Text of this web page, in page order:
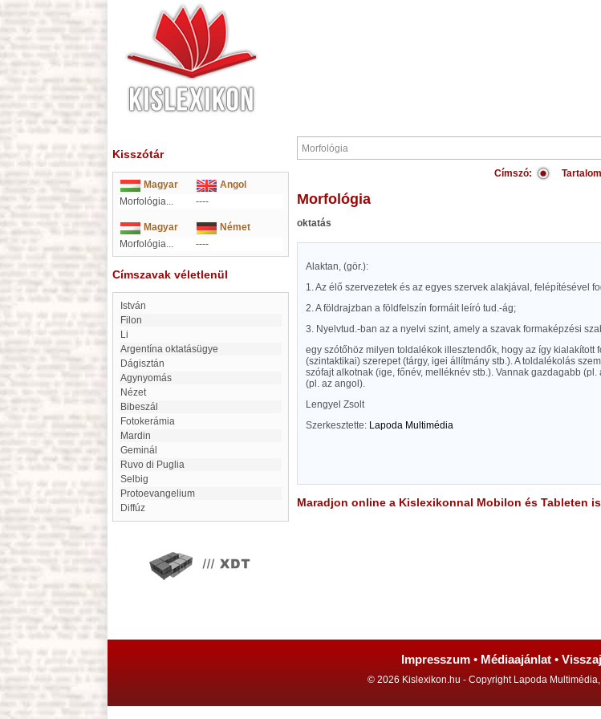
Kisszótár
Magyar
Angol
Morfológia...
----
Magyar
Német
Morfológia...
----
Címszavak véletlenül
István
Filon
Li
Argentína oktatásügye
Dágisztán
Agynyomás
Nézet
Bibeszál
fotokerámia
Mardin
geminál
Ruvo di Puglia
Selbig
Protoevangelium
diffúz
Címszó:
Morfológia
oktatás
Alaktan, (gör.):
1. Az élő szervezetek és az egyes szervek alakjával, felépítésével
2. A földrajzban a földfelszín formáit leíró tud.-ág;
3. Nyelvtud.-ban az a nyelvi szint, amely a szavak formaképzési
egy szótőhöz milyen toldalékok illesztendők, hogy az így kialakított
(szintaktikai) szerepet (tárgy, igei állítmány stb.). A toldalékolás
szófajt alkotnak (ige, főnév, melléknév stb.). Vannak gazdagabb
(pl. az angol).
Lengyel Zsolt
Szerkesztette: Lapoda Multimédia
Maradjon online a Kislexikonnal Mobilon és Tableten is
Impresszum • Médiaajánlat •
© 2026 Kislexikon.hu - Copyright Lapoda